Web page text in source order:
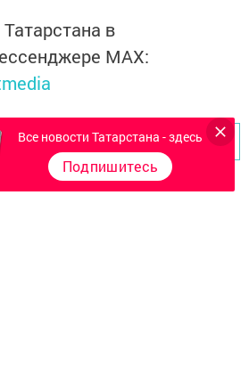
в
MАХ:
страницу новости
Все новости Татарстана - здесь
Подпишитесь